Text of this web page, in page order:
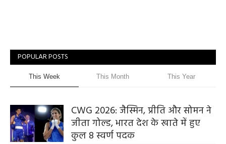
POPULAR POSTS
This Week This Month This Year
CWG 2026: जैस्मिन, प्रीति और सोमन ने
जीता गोल्ड, भारत देश के खाते में हुए
कुल 8 स्वर्ण पदक